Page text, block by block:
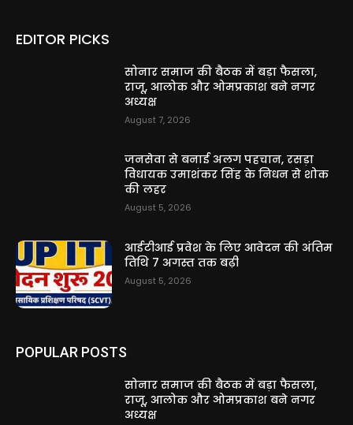
EDITOR PICKS
सोनार समाज की बैठक में बड़ा फैसला,
राजू, आलोक और ओमप्रकाश बने नगर
अध्यक्ष
August 7, 2026
जनसेवा से बनाई अलग पहचान, रसड़ा
विधायक उमाशंकर सिंह के निधन से शोक
की लहर
August 5, 2026
आईटीआई प्रवेश के लिए आवेदन की अंतिम
तिथि 7 अगस्त तक बढ़ी
August 5, 2026
POPULAR POSTS
सोनार समाज की बैठक में बड़ा फैसला,
राजू, आलोक और ओमप्रकाश बने नगर
अध्यक्ष